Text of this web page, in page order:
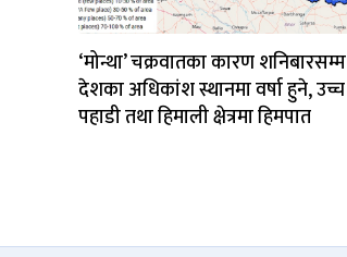
‘मोन्था’ चक्रवातका कारण शनिबारसम्म
देशका अधिकांश स्थानमा वर्षा हुने, उच्च
पहाडी तथा हिमाली क्षेत्रमा हिमपात